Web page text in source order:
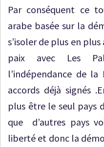
Par conséquent ce
arabe basée sur la
s’isoler de plus en
paix avec Les
l’indépendance de
accords déjà signés
plus être le seul pays
que d’autres pays
liberté et donc la